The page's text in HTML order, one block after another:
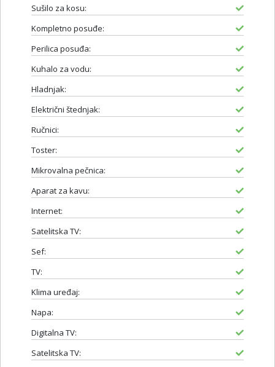
Sušilo za kosu:
Kompletno posuđe:
Perilica posuđa:
Kuhalo za vodu:
Hladnjak:
Električni štednjak:
Ručnici:
Toster:
Mikrovalna pečnica:
Aparat za kavu:
Internet:
Satelitska TV:
Sef:
TV:
Klima uređaj:
Napa:
Digitalna TV:
Satelitska TV: